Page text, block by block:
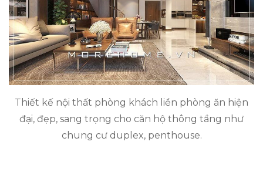
Thiết kế nội thất phòng khách liền phòng ăn hiện
đại, đẹp, sang trọng cho căn hộ thông tầng như
chung cư duplex, penthouse.